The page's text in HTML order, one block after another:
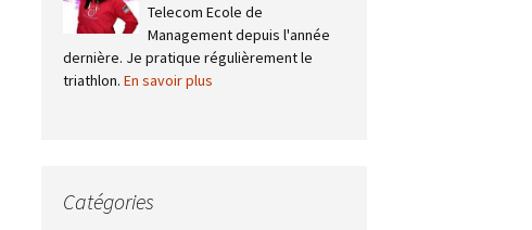
Telecom Ecole de
Management depuis l'année
dernière. Je pratique régulièrement le
triathlon. En savoir plus
Catégories